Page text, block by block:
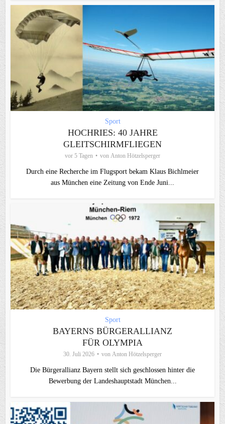
Sport
HOCHRIES: 40 JAHRE
GLEITSCHIRMFLIEGEN
vor 5 Tagen von Anton Hötzelsperger
Durch eine Recherche im Flugsport bekam Klaus Bichlmeier
aus München eine Zeitung von Ende Juni...
Sport
BAYERNS BÜRGERALLIANZ
FÜR OLYMPIA
30. Juli 2026 von Anton Hötzelsperger
Die Bürgerallianz Bayern stellt sich geschlossen hinter die
Bewerbung der Landeshauptstadt München...